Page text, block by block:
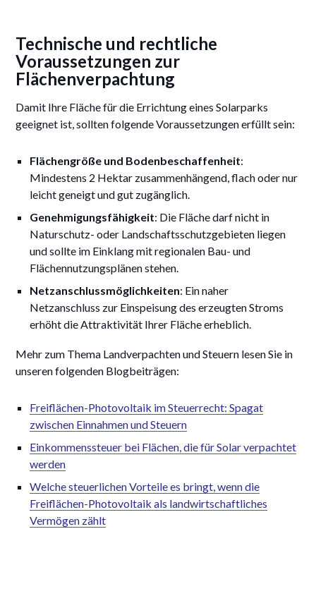
Technische und rechtliche
Voraussetzungen zur
Flächenverpachtung
Damit Ihre Fläche für die Errichtung eines Solarparks
geeignet ist, sollten folgende Voraussetzungen erfüllt sein:
Flächengröße und Bodenbeschaffenheit:
Mindestens 2 Hektar zusammenhängend, flach oder nur
leicht geneigt und gut zugänglich.
Genehmigungsfähigkeit: Die Fläche darf nicht in
Naturschutz- oder Landschaftsschutzgebieten liegen
und sollte im Einklang mit regionalen Bau- und
Flächennutzungsplänen stehen.
Netzanschlussmöglichkeiten: Ein naher
Netzanschluss zur Einspeisung des erzeugten Stroms
erhöht die Attraktivität Ihrer Fläche erheblich.
Mehr zum Thema Landverpachten und Steuern lesen Sie in
unseren folgenden Blogbeiträgen:
Freiflächen-Photovoltaik im Steuerrecht: Spagat
zwischen Einnahmen und Steuern
Einkommenssteuer bei Flächen, die für Solar verpachtet
werden
Welche steuerlichen Vorteile es bringt, wenn die
Freiflächen-Photovoltaik als landwirtschaftliches
Vermögen zählt